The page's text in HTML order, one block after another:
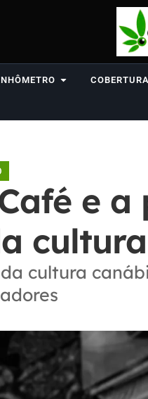
e
cultura